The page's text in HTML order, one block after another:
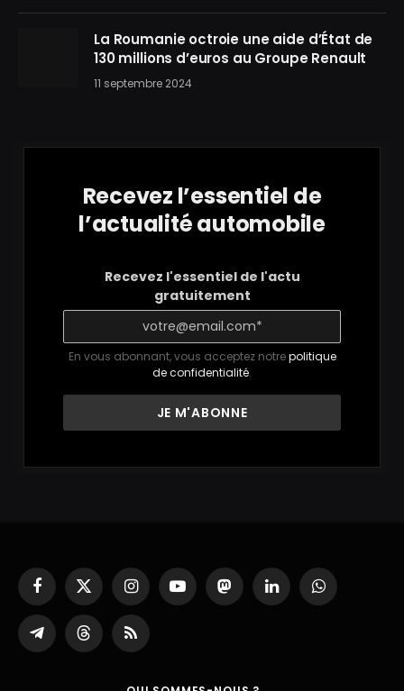
La Roumanie octroie une aide d’État de
130 millions d’euros au Groupe Renault
11 septembre 2024
Recevez l’essentiel de
l’actualité automobile
Recevez l'essentiel de l'actu
gratuitement
En vous abonnant, vous acceptez notrepolitique
de confidentialité.
Facebook
X
(Twitter)
InstagramYouTubeMastodonLinkedInWhatsApp
Partager
sur
ThreadsRSS